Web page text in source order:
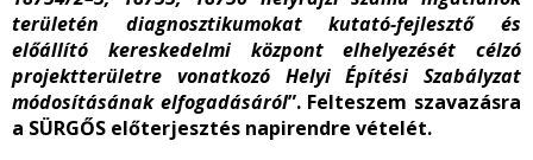
területén diagnosztikumokat kutató-fejlesztő és
előállító kereskedelmi központ elhelyezését célzó
projektterületre vonatkozó Helyi Építési Szabályzat
módosításának elfogadásáról”. Felteszem szavazásra
a SÜRGŐS előterjesztés napirendre vételét.